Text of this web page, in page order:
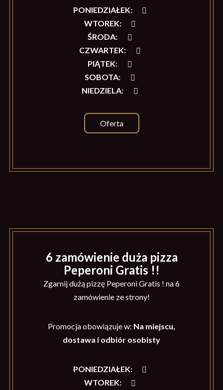
PONIEDZIAŁEK:
WTOREK:
ŚRODA:
CZWARTEK:
PIĄTEK:
SOBOTA:
NIEDZIELA:
Oferta
6 zamówienie duża pizza
Peperoni Gratis !!
Zgarnij dużą pizzę Peperoni Gratis ! na 6
zamówienie ze strony!
Promocja obowiązuje w: Na miejscu,
dostawa i odbiór osobisty
PONIEDZIAŁEK:
WTOREK: